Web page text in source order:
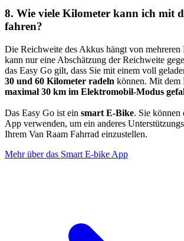
8. Wie viele Kilometer kann ich mit
fahren?
Die Reichweite des Akkus hängt von mehreren
kann nur eine Abschätzung der Reichweite
das Easy Go gilt, dass Sie mit einem voll
30 und 60 Kilometer radeln können. Mit dem
maximal 30 km im Elektromobil-Modus
Das Easy Go ist ein smart E-Bike. Sie können
App verwenden, um ein anderes
Ihrem Van Raam Fahrrad einzustellen.
Mehr über das Smart E-bike App